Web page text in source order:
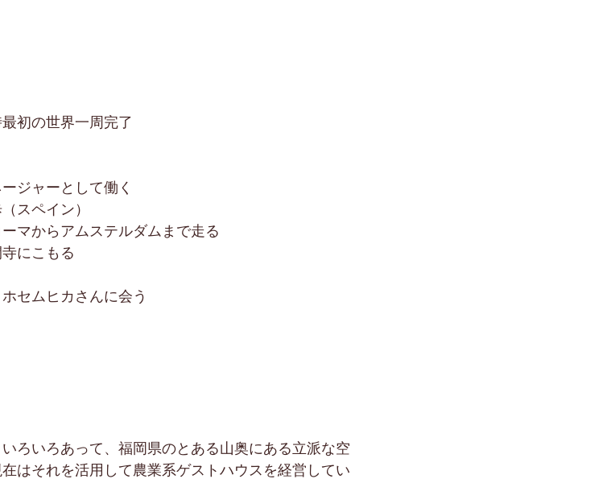
初の世界一周完了
ジャーとして働く
スペイン）
マからアムステルダムまで走る
にこもる
セムヒカさんに会う
ろいろあって、福岡県のとある山奥にある立派な空
はそれを活用して農業系ゲストハウスを経営してい